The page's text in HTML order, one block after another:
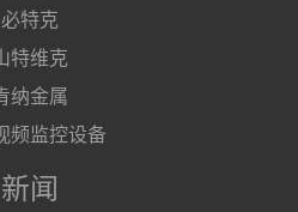
必特克
特维克
纳金属
频监控设备
新闻